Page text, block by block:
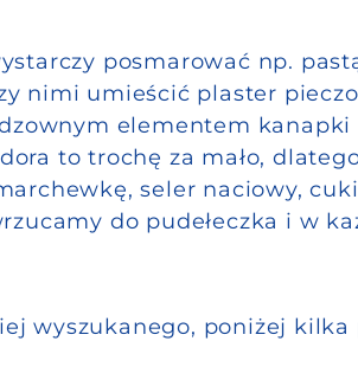
posmarować np.
nimi umieścić plaster
elementem
to trochę za mało,
seler naciowy,
do pudełeczka i w
wyszukanego, poniżej kilka